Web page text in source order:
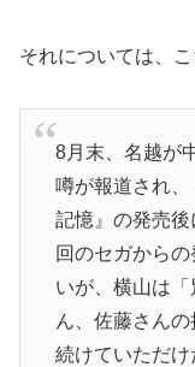
それについては、
8月末、名越が
噂が報道され、
記憶』の発売
回のセガから
いが、横山は
ん、佐藤さん
続けていただけ